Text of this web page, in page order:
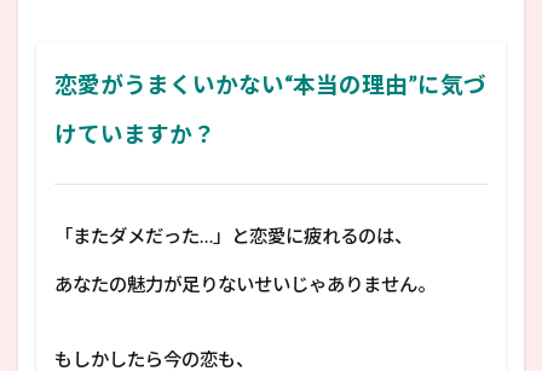
恋愛がうまくいかない“本当の理由”に気づ
けていますか？
「またダメだった…」と恋愛に疲れるのは、
あなたの魅力が足りないせいじゃありません。
もしかしたら今の恋も、